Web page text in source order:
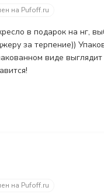
на Pufoff.ru
в подарок на нг,
за терпение))
виде
на Pufoff.ru